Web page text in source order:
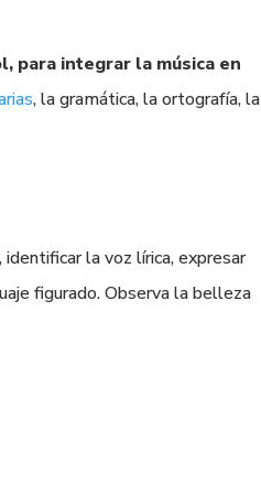
, para integrar la música en
, la gramática, la ortografía, la
identificar la voz lírica, expresar
figurado. Observa la belleza